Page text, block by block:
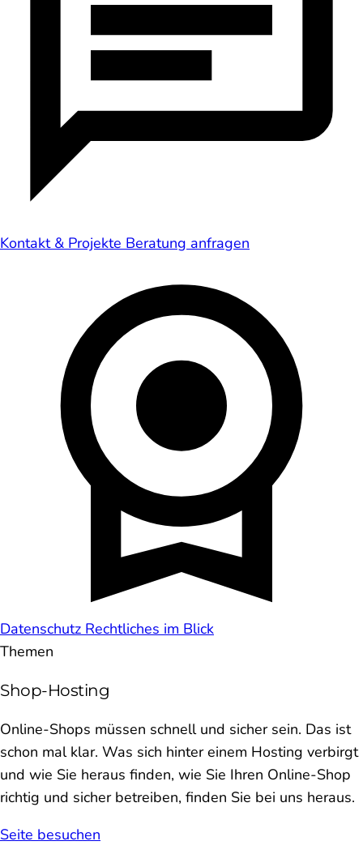
Kontakt & Projekte Beratung anfragen
Datenschutz Rechtliches im Blick
Themen
Shop-Hosting
Online-Shops müssen schnell und sicher sein. Das ist
schon mal klar. Was sich hinter einem Hosting verbirgt
und wie Sie heraus finden, wie Sie Ihren Online-Shop
richtig und sicher betreiben, finden Sie bei uns heraus.
Seite besuchen